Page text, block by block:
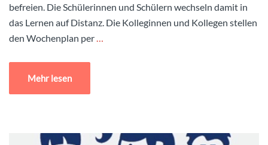
befreien. Die Schülerinnen und Schülern wechseln damit in
das Lernen auf Distanz. Die Kolleginnen und Kollegen stellen
den Wochenplan per
Mehr lesen